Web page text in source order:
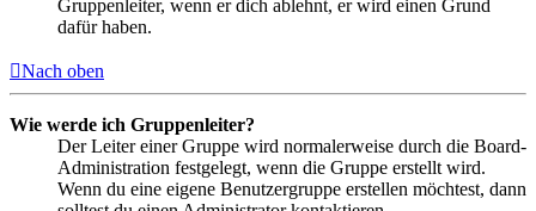
Gruppenleiter, wenn er dich ablehnt, er wird einen Grund
dafür haben.
Nach oben
Wie werde ich Gruppenleiter?
Der Leiter einer Gruppe wird normalerweise durch die Board-
Administration festgelegt, wenn die Gruppe erstellt wird.
Wenn du eine eigene Benutzergruppe erstellen möchtest, dann